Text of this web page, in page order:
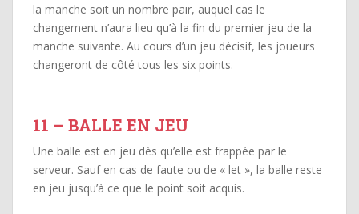
la manche soit un nombre pair, auquel cas le
changement n’aura lieu qu’à la fin du premier jeu de la
manche suivante. Au cours d’un jeu décisif, les joueurs
changeront de côté tous les six points.
11 – BALLE EN JEU
Une balle est en jeu dès qu’elle est frappée par le
serveur. Sauf en cas de faute ou de « let », la balle reste
en jeu jusqu’à ce que le point soit acquis.